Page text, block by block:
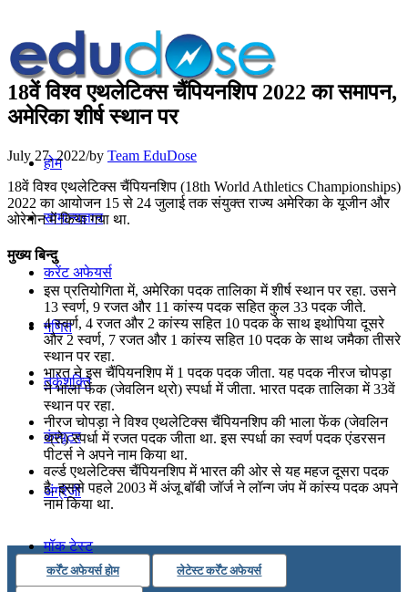
होम
सामान्यज्ञान
करेंट अफेयर्स
गणित
तर्कशक्ति
कंप्यूटर
अंग्रेजी
मॉक टेस्ट
18वें विश्व एथलेटिक्स चैंपियनशिप 2022 का समापन,
अमेरिका शीर्ष स्थान पर
July 27, 2022/by Team EduDose
18वें विश्व एथलेटिक्स चैंपियनशिप (18th World Athletics Championships)
2022 का आयोजन 15 से 24 जुलाई तक संयुक्त राज्य अमेरिका के यूजीन और
ओरेगोन में किया गया था.
मुख्य बिन्दु
इस प्रतियोगिता में, अमेरिका पदक तालिका में शीर्ष स्थान पर रहा. उसने
13 स्वर्ण, 9 रजत और 11 कांस्य पदक सहित कुल 33 पदक जीते.
4 स्वर्ण, 4 रजत और 2 कांस्य सहित 10 पदक के साथ इथोपिया दूसरे
और 2 स्वर्ण, 7 रजत और 1 कांस्य सहित 10 पदक के साथ जमैका तीसरे
स्थान पर रहा.
भारत ने इस चैंपियनशिप में 1 पदक पदक जीता. यह पदक नीरज चोपड़ा
ने भाला फेंक (जेवलिन थ्रो) स्पर्धा में जीता. भारत पदक तालिका में 33वें
स्थान पर रहा.
नीरज चोपड़ा ने विश्व एथलेटिक्स चैंपियनशिप की भाला फेंक (जेवलिन
थ्रो) स्पर्धा में रजत पदक जीता था. इस स्पर्धा का स्वर्ण पदक एंडरसन
पीटर्स ने अपने नाम किया था.
वर्ल्ड एथलेटिक्स चैंपियनशिप में भारत की ओर से यह महज दूसरा पदक
है. इससे पहले 2003 में अंजू बॉबी जॉर्ज ने लॉन्ग जंप में कांस्य पदक अपने
नाम किया था.
कर्रेंट अफेयर्स होम लेटेस्ट कर्रेंट अफेयर्स